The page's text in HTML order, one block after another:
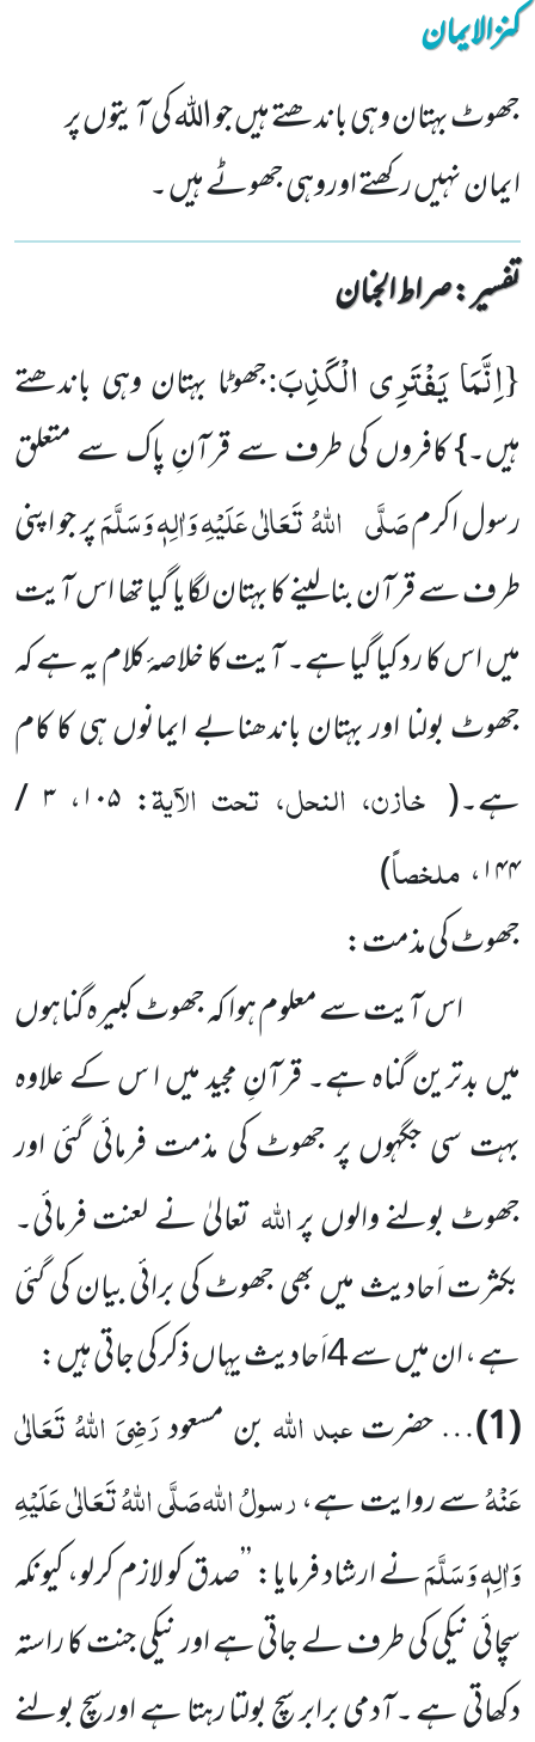
کنزالایمان
جھوٹ بہتان وہی باندھتے ہیں جو اللہ کی آیتوں پر
ایمان نہیں رکھتے اوروہی جھوٹے ہیں ۔
تفسیر : ‎صراط الجنان
{اِنَّمَا یَفْتَرِی الْكَذِبَ:جھوٹا بہتان وہی باندھتے
ہیں۔} کافروں کی طرف سے قرآنِ پاک سے متعلق
رسول اکرمصَلَّی اللّٰہُ تَعَالٰی عَلَیْہِ وَاٰلِہٖ وَسَلَّمَپر جو اپنی
طرف سے قرآن بنالینے کا بہتان لگایا گیا تھا اس آیت
میں اس کا رد کیا گیا ہے۔ آیت کا خلاصۂ کلام یہ ہے کہ
جھوٹ بولنا اور بہتان باندھنابے ایمانوں ہی کا کام
ہے۔( خازن، النحل، تحت الآیۃ: ۱۰۵، ۳ /
۱۴۴، ملخصاً)
جھوٹ کی مذمت:
اس آیت سے معلوم ہوا کہ جھوٹ کبیرہ گناہوں
میں بدترین گناہ ہے۔ قرآنِ مجید میں ا س کے علاوہ
بہت سی جگہوں پر جھوٹ کی مذمت فرمائی گئی اور
جھوٹ بولنے والوں پراللّٰہتعالیٰ نے لعنت فرمائی۔
بکثرت اَحادیث میں بھی جھوٹ کی برائی بیان کی گئی
ہے ، ان میں سے 4اَحادیث یہاں ذکر کی جاتی ہیں:
(1) … حضرتعبد اللّٰہ بن مسعودرَضِیَ اللّٰہُ تَعَالٰی
عَنْہُسے روایت ہے،رسولُ اللّٰہصَلَّی اللّٰہُ تَعَالٰی عَلَیْہِ
وَاٰلِہٖ وَسَلَّمَنے ارشاد فرمایا: ’’صدق کو لازم کرلو، کیونکہ
سچائی نیکی کی طرف لے جاتی ہے اور نیکی جنت کا راستہ
دکھاتی ہے ۔آدمی برابر سچ بولتا رہتا ہے اور سچ بولنے